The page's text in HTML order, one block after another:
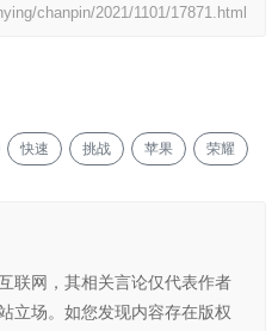
chanpin/2021/1101/17871.html
快速 挑战 苹果 荣耀
联网，其相关言论仅代表作者
立场。如您发现内容存在版权